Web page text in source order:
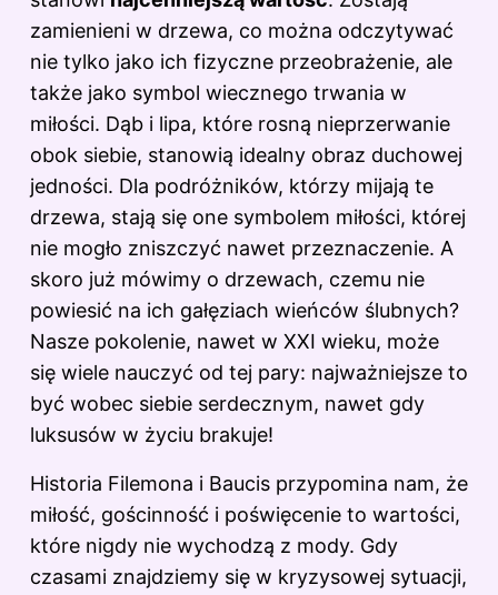
zamienieni w drzewa, co można odczytywać
nie tylko jako ich fizyczne przeobrażenie, ale
także jako symbol wiecznego trwania w
miłości. Dąb i lipa, które rosną nieprzerwanie
obok siebie, stanowią idealny obraz duchowej
jedności. Dla podróżników, którzy mijają te
drzewa, stają się one symbolem miłości, której
nie mogło zniszczyć nawet przeznaczenie. A
skoro już mówimy o drzewach, czemu nie
powiesić na ich gałęziach wieńców ślubnych?
Nasze pokolenie, nawet w XXI wieku, może
się wiele nauczyć od tej pary: najważniejsze to
być wobec siebie serdecznym, nawet gdy
luksusów w życiu brakuje!
Historia Filemona i Baucis przypomina nam, że
miłość, gościnność i poświęcenie to wartości,
które nigdy nie wychodzą z mody. Gdy
czasami znajdziemy się w kryzysowej sytuacji,